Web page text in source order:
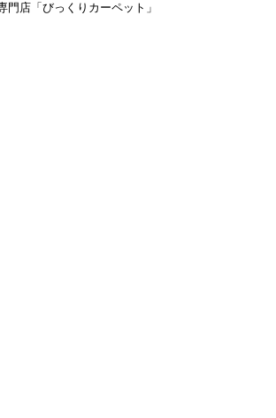
店「びっくりカーペット」